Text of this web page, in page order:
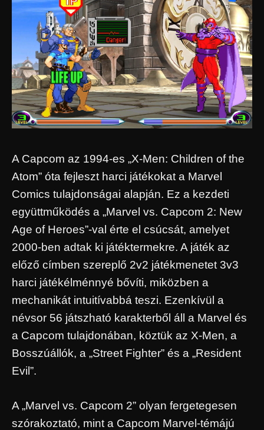
A Capcom az 1994-es „X-Men: Children of the
Atom” óta fejleszt harci játékokat a Marvel
Comics tulajdonságai alapján. Ez a kezdeti
együttműködés a „Marvel vs. Capcom 2: New
Age of Heroes”-val érte el csúcsát, amelyet
2000-ben adtak ki játéktermekre. A játék az
előző címben szereplő 2v2 játékmenetet 3v3
harci játékélménnyé bővíti, miközben a
mechanikát intuitívabbá teszi. Ezenkívül a
névsor 56 játszható karakterből áll a Marvel és
a Capcom tulajdonában, köztük az X-Men, a
Bosszúállók, a „Street Fighter” és a „Resident
Evil”.
A „Marvel vs. Capcom 2” olyan fergetegesen
szórakoztató, mint a Capcom Marvel-témájú